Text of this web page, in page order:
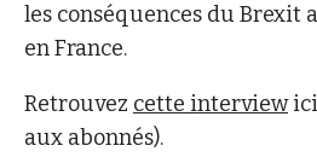
les conséquences du Brexit
en France.
Retrouvez cette interviewici
aux abonnés).